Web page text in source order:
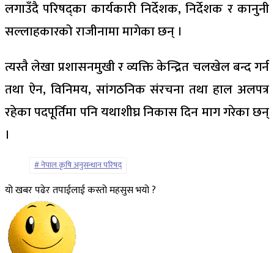
लगाउँदै परिषद्का कार्यकारी निर्देशक, निर्देशक र कानुनी
सल्लाहकारको राजीनामा मागेका छन् ।
त्यस्तै लेखा प्रशासनमुखी र व्यक्ति केन्द्रित चलखेल बन्द गर्न
तथा ऐन, विनिमय, सांगठनिक संरचना तथा हाल अलपत्र
रहेका पदपूर्तिमा पनि यथाशीघ्र निकास दिन माग गरेका छन्
।
नेपाल कृषि अनुसन्धान परिषद्
यो खबर पढेर तपाईलाई कस्तो महसुस भयो ?